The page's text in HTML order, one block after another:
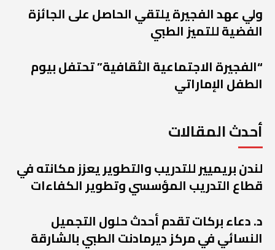
ولي عهد الفجيرة يلتقي الحاصل على الجائزة
الفضية للتميز الطبي
“الفجيرة الاجتماعية الثقافية” تحتفل بيوم
الطفل الإماراتي
أحدث المقالات
لندن بريميير للتدريب والتطوير يعزز مكانته في
قطاع التدريب المؤسسي وتطوير الكفاءات
د. دعاء بركات تقدم أحدث حلول التجميل
النسائي في مركز ديرمادنت الطبي بالشارقة